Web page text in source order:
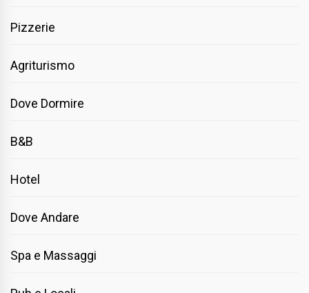
Pizzerie
Agriturismo
Dove Dormire
B&B
Hotel
Dove Andare
Spa e Massaggi